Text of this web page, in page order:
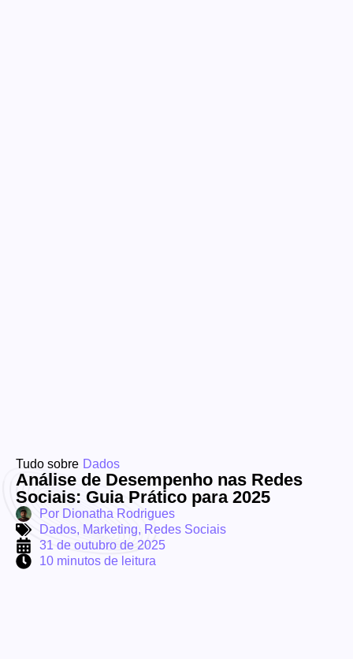
Tudo sobre Dados
Análise de Desempenho nas Redes
Sociais: Guia Prático para 2025
Por Dionatha Rodrigues
Dados, Marketing, Redes Sociais
31 de outubro de 2025
10 minutos de leitura